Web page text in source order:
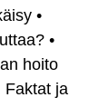
•
•
hoito
Faktat ja